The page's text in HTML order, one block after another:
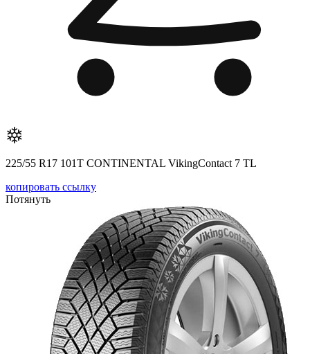
225/55 R17 101T CONTINENTAL VikingContact 7 TL
копировать ссылку
Потянуть